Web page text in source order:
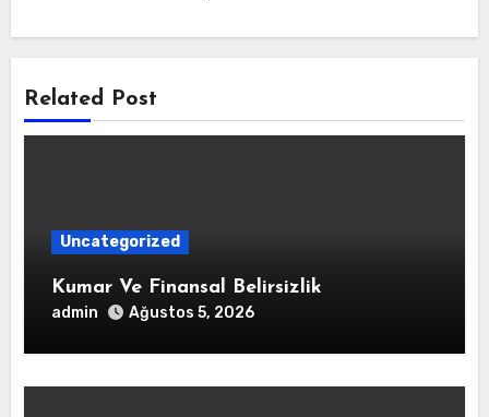
Related Post
Uncategorized
Kumar Ve Finansal Belirsizlik
admin Ağustos 5, 2026